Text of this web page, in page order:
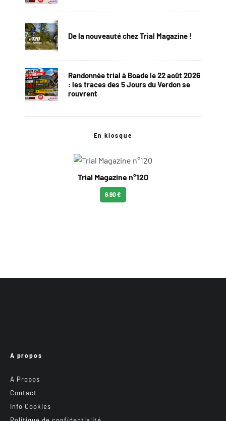
De la nouveauté chez Trial Magazine !
Randonnée trial à Boade le 22 août 2026
: les traces des 5 Jours du Verdon se
rouvrent
En kiosque
Trial Magazine n°120
6.90 €
A propos
A Propos
Contact
Info Cookies